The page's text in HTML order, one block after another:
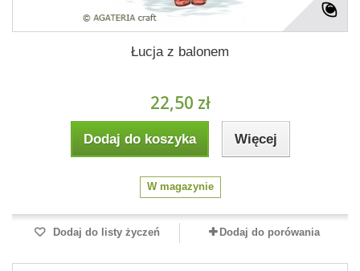
Łucja z balonem
22,50 zł
Dodaj do koszyka Więcej
W magazynie
Dodaj do listy życzeń Dodaj do porówania